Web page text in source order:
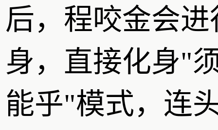
后，程咬金会进
身，直接化身"
能乎"模式，连